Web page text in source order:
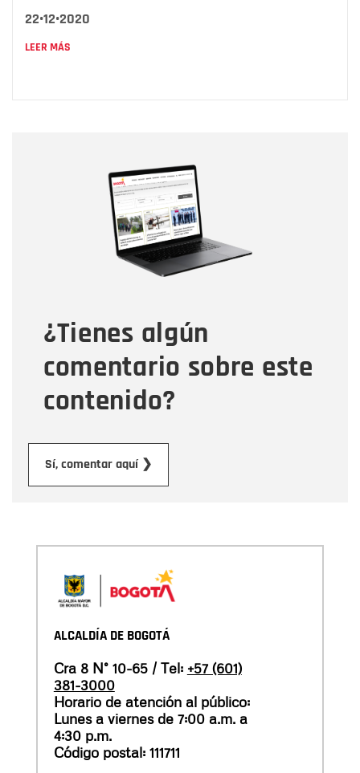
22•12•2020
LEER MÁS
¿Tienes algún
comentario sobre este
contenido?
Sí, comentar aquí ❯
Correo electrónico
Tipo de comentario
Mensaje
ALCALDÍA DE BOGOTÁ
Cra 8 N° 10-65 / Tel: +57 (601)
381-3000
Horario de atención al público:
Lunes a viernes de 7:00 a.m. a
4:30 p.m.
Código postal: 111711